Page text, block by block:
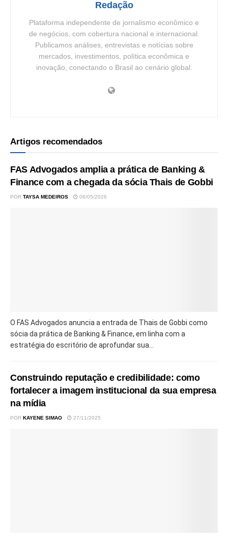
Redação
Plataforma independente de jornalismo econômico e
de negócios, com cobertura nacional e internacional.
Publicamos análises, entrevistas e notícias sobre
mercados, investimentos, política econômica e
inovação, conectando o Brasil ao cenário global.
Artigos recomendados
FAS Advogados amplia a prática de Banking &
Finance com a chegada da sócia Thais de Gobbi
POR TAYSA MEDEIROS 06/05/2026
O FAS Advogados anuncia a entrada de Thais de Gobbi como
sócia da prática de Banking & Finance, em linha com a
estratégia do escritório de aprofundar sua...
Construindo reputação e credibilidade: como
fortalecer a imagem institucional da sua empresa
na mídia
POR KAYENE SIMAO 27/11/2025